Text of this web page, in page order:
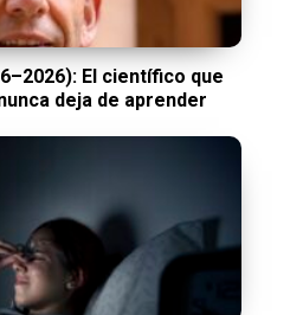
El científico que
deja de aprender